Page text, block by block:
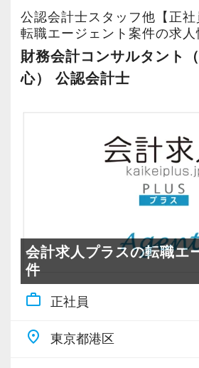
公認会計士スタッフ他【正社
転職エージェント案件の求人
財務会計コンサルタント
心） 公認会計士
会計求人プラスの転職エ
件
work_outline 正社員
place 東京都港区